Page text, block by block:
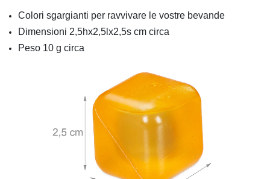
Colori sgargianti per ravvivare le vostre bevande
Dimensioni 2,5hx2,5lx2,5s cm circa
Peso 10 g circa